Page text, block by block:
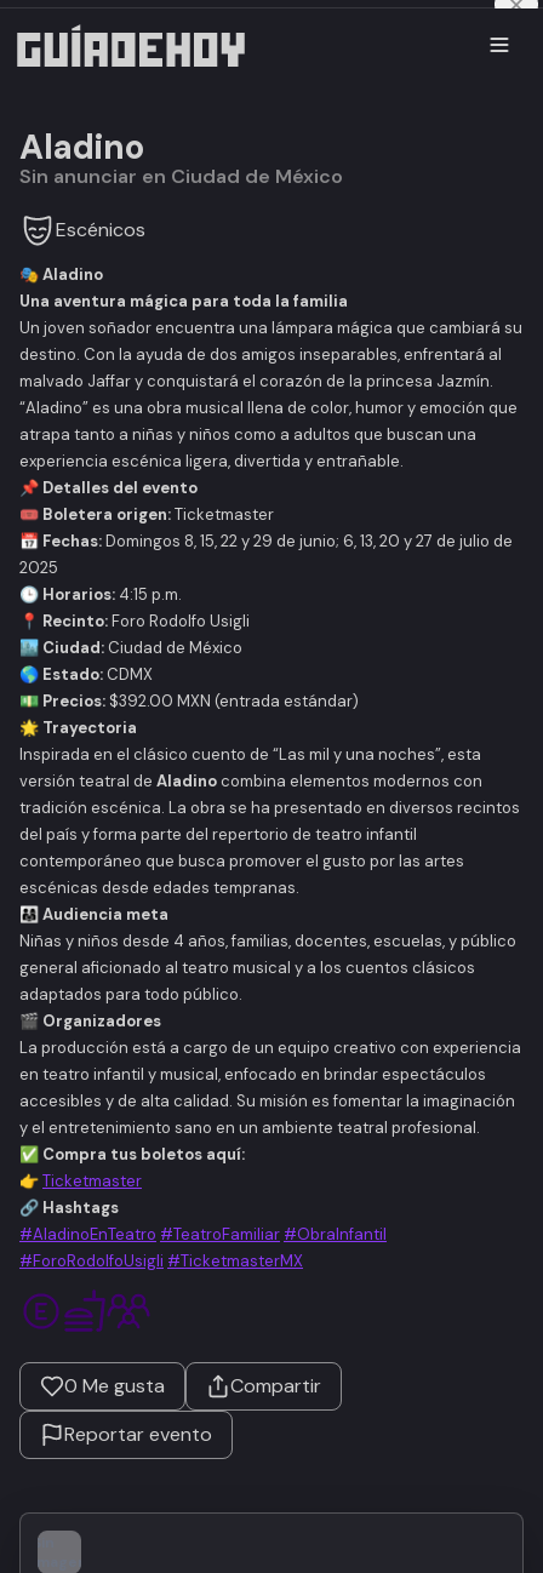
Aladino
Sin anunciar en Ciudad de México
Escénicos
🎭 Aladino
Una aventura mágica para toda la familia
Un joven soñador encuentra una lámpara mágica que cambiará su
destino. Con la ayuda de dos amigos inseparables, enfrentará al
malvado Jaffar y conquistará el corazón de la princesa Jazmín.
“Aladino” es una obra musical llena de color, humor y emoción que
atrapa tanto a niñas y niños como a adultos que buscan una
experiencia escénica ligera, divertida y entrañable.
📌 Detalles del evento
🎟️ Boletera origen:Ticketmaster
📅 Fechas:Domingos 8, 15, 22 y 29 de junio; 6, 13, 20 y 27 de julio de
2025
🕒 Horarios: 4:15 p.m.
📍 Recinto:Foro Rodolfo Usigli
🏙️ Ciudad: Ciudad de México
🌎 Estado: CDMX
💵 Precios: $392.00 MXN (entrada estándar)
🌟 Trayectoria
Inspirada en el clásico cuento de “Las mil y una noches”, esta
versión teatral de Aladino combina elementos modernos con
tradición escénica. La obra se ha presentado en diversos recintos
del país y forma parte del repertorio de teatro infantil
contemporáneo que busca promover el gusto por las artes
escénicas desde edades tempranas.
👨‍👩‍👧 Audiencia meta
Niñas y niños desde 4 años, familias, docentes, escuelas, y público
general aficionado al teatro musical y a los cuentos clásicos
adaptados para todo público.
🎬 Organizadores
La producción está a cargo de un equipo creativo con experiencia
en teatro infantil y musical, enfocado en brindar espectáculos
accesibles y de alta calidad. Su misión es fomentar la imaginación
y el entretenimiento sano en un ambiente teatral profesional.
✅ Compra tus boletos aquí:
👉Ticketmaster
🔗 Hashtags
#AladinoEnTeatro #TeatroFamiliar #ObraInfantil
#ForoRodolfoUsigli #TicketmasterMX
0 Me gusta
Compartir
Reportar evento
Sin